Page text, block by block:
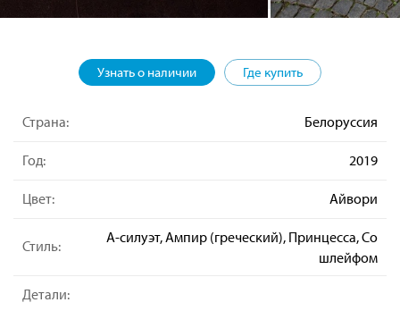
Узнать о наличии Где купить
Страна: Белоруссия
Год: 2019
Цвет: Айвори
Стиль:
А-силуэт, Ампир (греческий), Принцесса, Со
шлейфом
Детали: